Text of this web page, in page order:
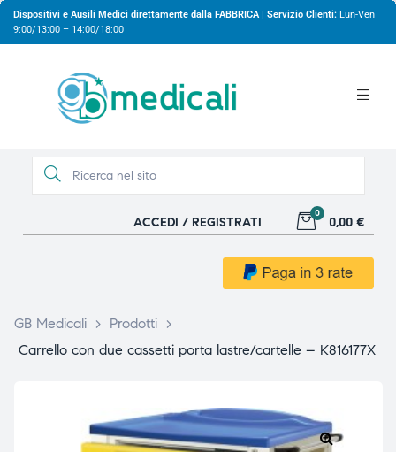
Dispositivi e Ausili Medici direttamente dalla FABBRICA | Servizio Clienti: Lun-Ven
9:00/13:00 – 14:00/18:00
ACCEDI / REGISTRATI
0
0,00 €
GB Medicali > Prodotti
>
Carrello con due cassetti porta lastre/cartelle – K816177X